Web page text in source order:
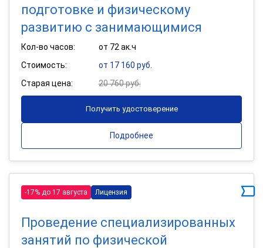
подготовке и физическому
развитию с занимающимися
Кол-во часов:
от 72 ак.ч
Стоимость:
от 17 160 руб.
Старая цена:
20 760 руб.
Получить удостоверение
Подробнее
-17% до 17 августа Лицензия
Проведение специализированных
занятий по физической